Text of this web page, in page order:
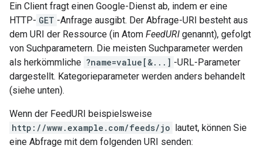
Ein Client fragt einen Google-Dienst ab, indem er eine
HTTP- GET -Anfrage ausgibt. Der Abfrage-URI besteht aus
dem URI der Ressource (in Atom FeedURI genannt), gefolgt
von Suchparametern. Die meisten Suchparameter werden
als herkömmliche ?name=value[&...] -URL-Parameter
dargestellt. Kategorieparameter werden anders behandelt
(siehe unten).
Wenn der FeedURI beispielsweise
http://www.example.com/feeds/jo lautet, können Sie
eine Abfrage mit dem folgenden URI senden: